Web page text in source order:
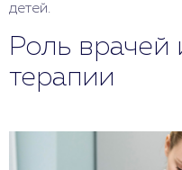
детей.
Роль врачей
терапии